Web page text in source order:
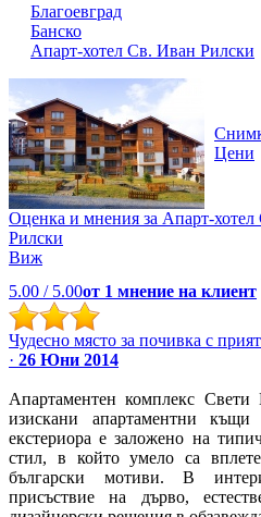
Благоевград
Банско
Апарт-хотел Св. Иван Рилски
Цени
Оценка и мнения за Апарт-
Рилски
Виж
5.00 / 5.00от 1 мнение на клиент
Чудесно място за почивка с
· 26 Юни 2014
Апартаментен комплекс
изискани апартаментни
екстериора е заложено на
стил, в който умело са
български мотиви. В
присъствие на дърво,